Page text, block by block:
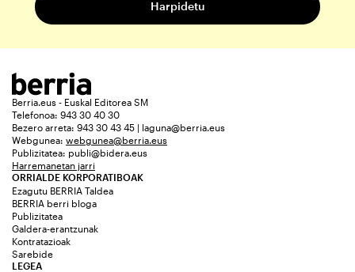
Berria.eus - Euskal Editorea SM
Telefonoa: 943 30 40 30
Bezero arreta: 943 30 43 45 | laguna@berria.eus
Webgunea: webgunea@berria.eus
Publizitatea: publi@bidera.eus
Harremanetan jarri
ORRIALDE KORPORATIBOAK
Ezagutu BERRIA Taldea
BERRIA berri bloga
Publizitatea
Galdera-erantzunak
Kontratazioak
Sarebide
LEGEA